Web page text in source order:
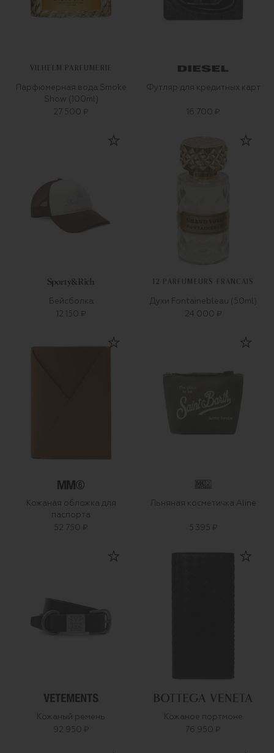
VILHELM PARFUMERIE
Парфюмерная вода Smoke
Show (100ml)
27 500 ₽
Футляр для кредитных карт
16 700 ₽
Бейсболка
12 150 ₽
12 PARFUMEURS FRANCAIS
Духи Fontainebleau (50ml)
24 000 ₽
Кожаная обложка для
паспорта
52 750 ₽
Льняная косметичка Aline
5 395 ₽
Кожаный ремень
92 950 ₽
Кожаное портмоне
76 950 ₽